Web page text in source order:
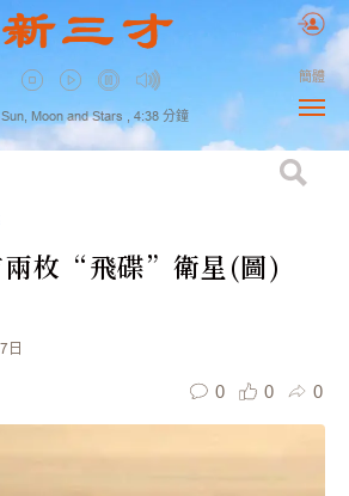
Sun, Moon and Stars , 4:38 分鐘
簡體
兩枚“飛碟”衛星(圖)
日
0 0 0